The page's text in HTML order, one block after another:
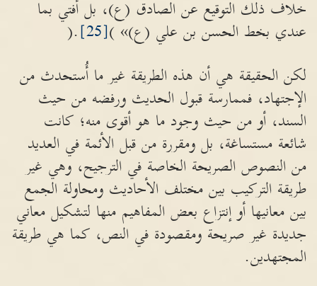
خلاف ذلك التوقيع عن الصادق (ع)، بل أُفتي بما
عندي بخط الحسن بن علي (ع)» )[25]
.(
لكن الحقيقة هي أن هذه الطريقة غير ما أُستحدث من
الإجتهاد، فممارسة قبول الحديث ورفضه من حيث
السند، أو من حيث وجود ما هو أقوى منه؛ كانت
شائعة مستساغة، بل ومقررة من قبل الأئمة في العديد
من النصوص الصريحة الخاصة في الترجيح، وهي غير
طريقة التركيب بين مختلف الأحاديث ومحاولة الجمع
بين معانيها أو إنتزاع بعض المفاهيم منها لتشكيل معاني
جديدة غير صريحة ومقصودة في النص، كما هي طريقة
المجتهدين.